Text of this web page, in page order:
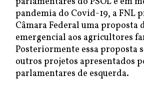
pandemia do Covid-19, a FNL
Câmara Federal uma proposta
emergencial aos agricultores
Posteriormente essa proposta
outros projetos apresentados
parlamentares de esquerda.